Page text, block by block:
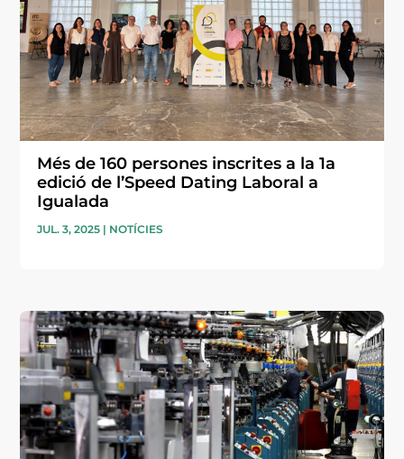
Més de 160 persones inscrites a la 1a
edició de l’Speed Dating Laboral a
Igualada
JUL. 3, 2025 | NOTÍCIES